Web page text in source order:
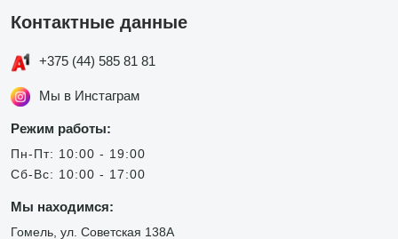
Контактные данные
+375 (44) 585 81 81
Мы в Инстаграм
Режим работы:
Пн-Пт: 10:00 - 19:00
Сб-Вс: 10:00 - 17:00
Мы находимся:
Гомель, ул. Советская 138А